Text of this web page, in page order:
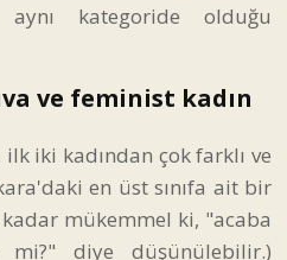
kategoride olduğu
ve feminist kadın
iki kadından çok farklı ve
en üst sınıfa ait bir
mükemmel ki, "acaba
diye düşünülebilir.)